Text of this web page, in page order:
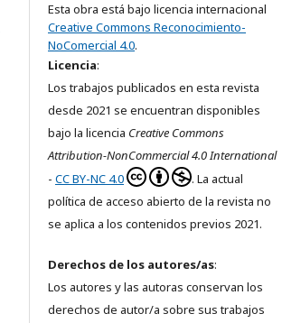
Esta obra está bajo licencia internacional
Creative Commons Reconocimiento-
NoComercial 4.0.
Licencia:
Los trabajos publicados en esta revista
desde 2021 se encuentran disponibles
bajo la licencia Creative Commons
Attribution-NonCommercial 4.0 International
- CC BY-NC 4.0
. La actual
política de acceso abierto de la revista no
se aplica a los contenidos previos 2021.
Derechos de los autores/as:
Los autores y las autoras conservan los
derechos de autor/a sobre sus trabajos